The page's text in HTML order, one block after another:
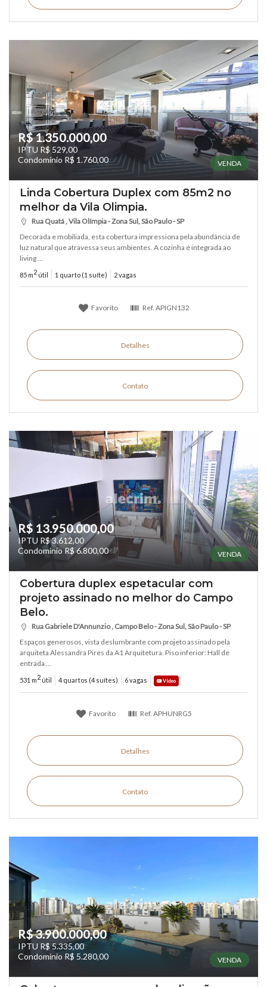
R$ 1.350.000,00
IPTU R$ 529,00
Condomínio R$ 1.760,00
VENDA
Linda Cobertura Duplex com 85m2 no
melhor da Vila Olimpia.
Rua Quatá , Vila Olímpia - Zona Sul, São Paulo - SP
Decorada e mobiliada, esta cobertura impressiona pela abundância de
luz natural que atravessa seus ambientes. A cozinha é integrada ao
living ...
85 m2 útil 1 quarto (1 suíte) 2 vagas
Favorito Ref. APIGN132
Detalhes
Contato
R$ 13.950.000,00
IPTU R$ 3.612,00
Condomínio R$ 6.800,00
VENDA
Cobertura duplex espetacular com
projeto assinado no melhor do Campo
Belo.
Rua Gabriele D'Annunzio , Campo Belo - Zona Sul, São Paulo - SP
Espaços generosos, vista deslumbrante com projeto assinado pela
arquiteta Alessandra Pires da A1 Arquitetura. Piso inferior: Hall de
entrada ...
531 m2 útil 4 quartos (4 suítes) 6 vagas Vídeo
Favorito Ref. APHUNRG5
Detalhes
Contato
R$ 3.900.000,00
IPTU R$ 5.335,00
Condomínio R$ 5.280,00
VENDA